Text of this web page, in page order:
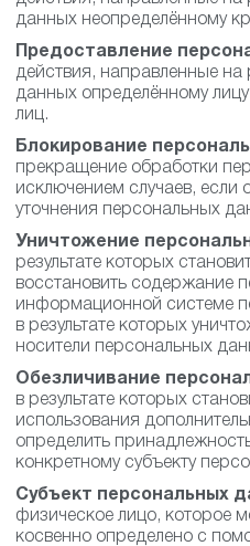
данных неопределённому
Предоставление
действия, направленные
данных определённому
лиц.
Блокирование
прекращение обработки
исключением случаев, если
уточнения персональных
Уничтожение
результате которых
восстановить содержание
информационной системе
в результате которых
носители персональных
Обезличивание
в результате которых
использования
определить
конкретному субъекту
Субъект персональных
физическое лицо, которое
косвенно определено с